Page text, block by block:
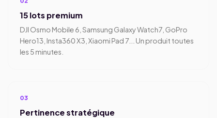
15 lots premium
DJI Osmo Mobile 6, Samsung Galaxy Watch7, GoPro
Hero13, Insta360 X3, Xiaomi Pad 7... Un produit toutes
les 5 minutes.
03
Pertinence stratégique